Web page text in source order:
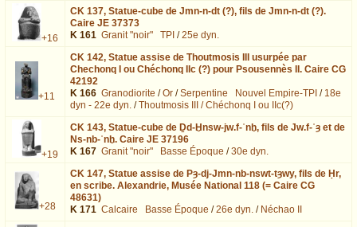
+16
CK 137, Statue-cube de Jmn-n-dt (?), fils de Jmn-n-dt (?).
Caire JE 37373
K 161 Granit "noir" TPI /25e dyn.
+11
CK 142, Statue assise de Thoutmosis III usurpée par
Chechonq I ou Chéchonq IIc (?) pour Psousennès II. Caire CG
42192
K 166 Granodiorite /Or /Serpentine Nouvel Empire-TPI / 18e
dyn - 22e dyn. /Thoutmosis III / Chéchonq I ou IIc(?)
+19
CK 143, Statue-cube de Ḏd-Ḫnsw-jw.f-ʿnḫ, fils de Jw.f-ʿȝ et de
Ns-nb-ʿnḫ. Caire JE 37196
K 167 Granit "noir" Basse Époque /30e dyn.
+28
CK 147, Statue assise de Pȝ-dj-Jmn-nb-nswt-tȝwy, fils de Ḥr,
en scribe. Alexandrie, Musée National 118 (= Caire CG
48631)
K 171 Calcaire Basse Époque /26e dyn. / Néchao II